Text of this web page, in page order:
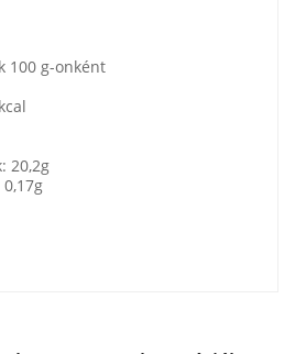
100 g-onként
20,2g